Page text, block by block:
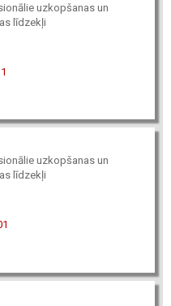
uzkopšanas un
līdzekļi
uzkopšanas un
līdzekļi